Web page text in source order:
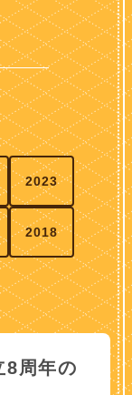
2023
2018
8周年の